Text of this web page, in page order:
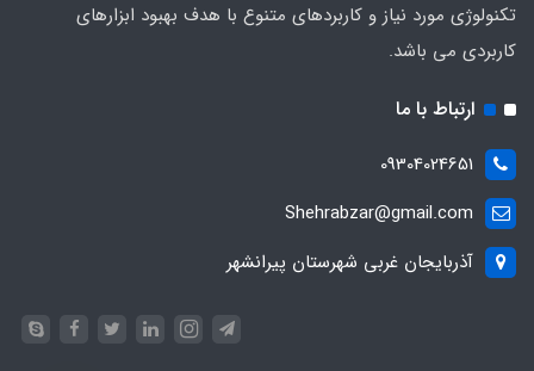
تکنولوژی مورد نیاز و کاربردهای متنوع با هدف بهبود ابزارهای
کاربردی می باشد.
ارتباط با ما
09304024651
Shehrabzar@gmail.com
آذربایجان غربی شهرستان پیرانشهر